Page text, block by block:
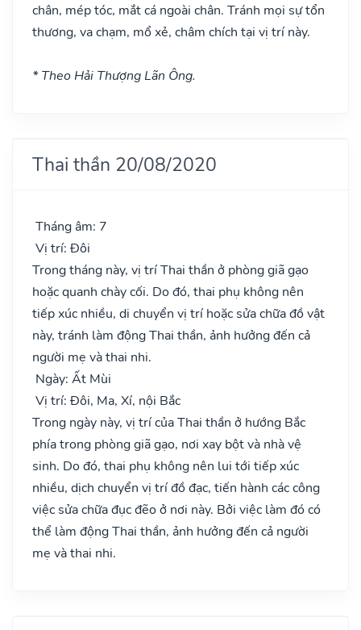
chân, mép tóc, mắt cá ngoài chân. Tránh mọi sự tổn
thương, va chạm, mổ xẻ, châm chích tại vị trí này.
* Theo Hải Thượng Lãn Ông.
Thai thần 20/08/2020
Tháng âm: 7
Vị trí: Đôi
Trong tháng này, vị trí Thai thần ở phòng giã gạo
hoặc quanh chày cối. Do đó, thai phụ không nên
tiếp xúc nhiều, di chuyển vị trí hoặc sửa chữa đồ vật
này, tránh làm động Thai thần, ảnh hưởng đến cả
người mẹ và thai nhi.
Ngày: Ất Mùi
Vị trí: Đôi, Ma, Xí, nội Bắc
Trong ngày này, vị trí của Thai thần ở hướng Bắc
phía trong phòng giã gạo, nơi xay bột và nhà vệ
sinh. Do đó, thai phụ không nên lui tới tiếp xúc
nhiều, dịch chuyển vị trí đồ đạc, tiến hành các công
việc sửa chữa đục đẽo ở nơi này. Bởi việc làm đó có
thể làm động Thai thần, ảnh hưởng đến cả người
mẹ và thai nhi.